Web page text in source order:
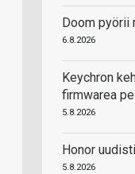
Doom pyörii
6.8.2026
Keychron
firmwarea
5.8.2026
Honor
5.8.2026